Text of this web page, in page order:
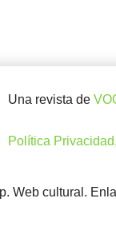
Una revista de
Política
Web cultural.